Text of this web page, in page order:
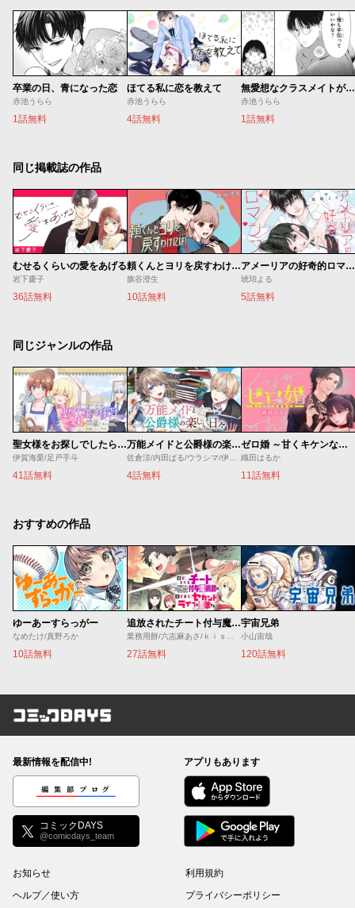
卒業の日、青になった恋
赤池うらら
1話無料
ほてる私に恋を教えて
赤池うらら
4話無料
無愛想なクラスメイトが窓際で
赤池うらら
1話無料
同じ掲載誌の作品
むせるくらいの愛をあげる
岩下慶子
36話無料
頼くんとヨリを戻すわけには！
旗谷澄生
10話無料
アメーリアの好奇的ロマンス
琥珀よる
5話無料
同じジャンルの作品
聖女様をお探しでしたら妹で間違いありません。さあどうぞお連れください、今すぐ。
伊賀海栗/足戸手斗
41話無料
万能メイドと公爵様の楽しい日々
佐倉涼/内田ぱる/ウラシマ/伊藤テリヤキ
4話無料
ゼロ婚 ～甘くキケンな極秘任務～
織田はるか
11話無料
おすすめの作品
ゆーあーすらっがー
なめたけ/真野ろか
10話無料
追放されたチート付与魔術師は気ままなセカンドライフを謳歌する。 ～俺は武器だけじゃなく、あらゆるものに『強化ポイント』を付与できるし、俺の意思でいつでも効果を解除できるけど、残った人たち大丈夫？～
27話無料
宇宙兄弟
小山宙哉
120話無料
コミックDAYS
最新情報を配信中!
編集部ブログ
コミックDAYS
@comicdays_team
アプリもあります
お知らせ
ヘルプ／使い方
利用規約
プライバシーポリシー